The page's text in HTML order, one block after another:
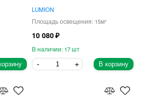
LUMION
15
10 080
17
В корзину